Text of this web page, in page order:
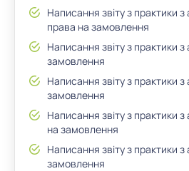
Написання звіту з практики з
права на замовлення
Написання звіту з практики з
замовлення
Написання звіту з практики з
замовлення
Написання звіту з практики з
на замовлення
Написання звіту з практики з
замовлення